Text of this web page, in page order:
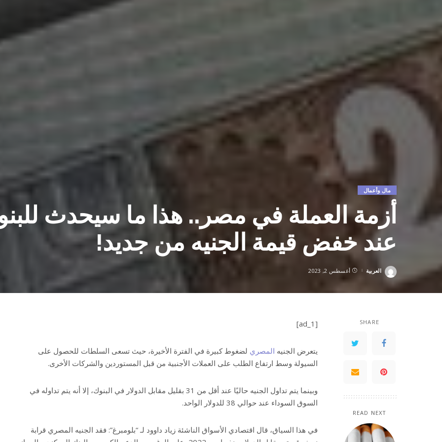
مال وأعمال
أزمة العملة في مصر.. هذا ما سيحدث
عند خفض قيمة الجنيه من جديد!
Posted
العربية أغسطس 2, 2023
SHARE
READ NEXT
[ad_1]
يتعرض الجنيه المصري لضغوط كبيرة في الفترة الأخيرة، حيث تسعى السلطات للحصول على
السيولة وسط ارتفاع الطلب على العملات الأجنبية من قبل المستوردين والشركات الأخرى.
وبينما يتم تداول الجنيه حاليًا عند أقل من 31 بقليل مقابل الدولار في البنوك، إلا أنه يتم تداوله في
السوق السوداء عند حوالي 38 للدولار الواحد.
في هذا السياق، قال اقتصادي الأسواق الناشئة زياد داوود لـ “بلومبرغ”: فقد الجنيه المصري قرابة